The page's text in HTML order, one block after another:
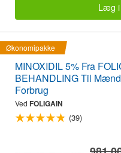
Læg i
Økonomipakke
MINOXIDIL 5% Fra
BEHANDLING Til
Forbrug
Ved FOLIGAIN
(39)